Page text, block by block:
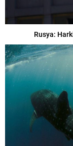
Rusya: